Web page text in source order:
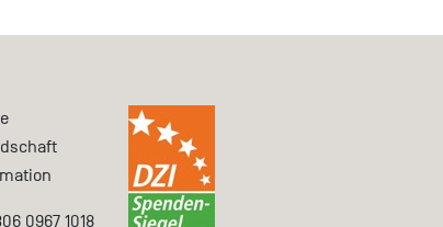
0967 1018